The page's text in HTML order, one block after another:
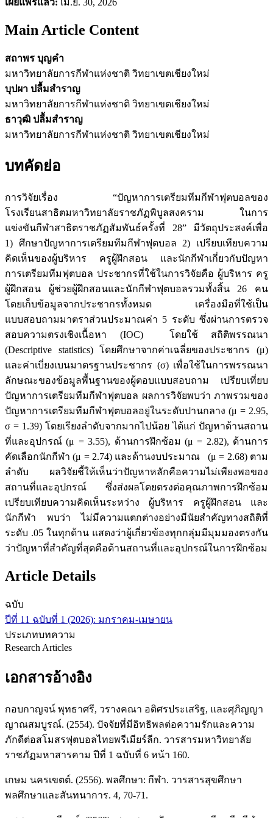
Main Article Content
สถาพร บุญคำ
มหาวิทยาลัยการกีฬาแห่งชาติ วิทยาเขตเชียงใหม่
บุปผา ปลื้มสำราญ
มหาวิทยาลัยการกีฬาแห่งชาติ วิทยาเขตเชียงใหม่
ธาวุฒิ ปลื้มสำราญ
มหาวิทยาลัยการกีฬาแห่งชาติ วิทยาเขตเชียงใหม่
บทคัดย่อ
การวิจัยเรื่อง “ปัญหาการเตรียมทีมกีฬาฟุตบอลของ
โรงเรียนสาธิตมหาวิทยาลัยราชภัฏพิบูลสงคราม ในการ
แข่งขันกีฬาสาธิตราชภัฏสัมพันธ์ครั้งที่ 28” มีวัตถุประสงค์เพื่อ
1) ศึกษาปัญหาการเตรียมทีมกีฬาฟุตบอล 2) เปรียบเทียบความ
คิดเห็นของผู้บริหาร ครูผู้ฝึกสอน และนักกีฬาเกี่ยวกับปัญหา
การเตรียมทีมฟุตบอล ประชากรที่ใช้ในการวิจัยคือ ผู้บริหาร ครู
ผู้ฝึกสอน ผู้ช่วยผู้ฝึกสอนและนักกีฬาฟุตบอลรวมทั้งสิ้น 26 คน
โดยเก็บข้อมูลจากประชากรทั้งหมด เครื่องมือที่ใช้เป็น
แบบสอบถามมาตราส่วนประมาณค่า 5 ระดับ ซึ่งผ่านการตรวจ
สอบความตรงเชิงเนื้อหา (IOC) โดยใช้ สถิติพรรณนา
(Descriptive statistics) โดยศึกษาจากค่าเฉลี่ยของประชากร (μ)
และค่าเบี่ยงเบนมาตรฐานประชากร (σ) เพื่อใช้ในการพรรณนา
ลักษณะของข้อมูลพื้นฐานของผู้ตอบแบบสอบถาม เปรียบเที่ยบ
ปัญหาการเตรียมทีมกีฬาฟุตบอล ผลการวิจัยพบว่า ภาพรวมของ
ปัญหาการเตรียมทีมกีฬาฟุตบอลอยู่ในระดับปานกลาง (μ = 2.95,
σ = 1.39) โดยเรียงลำดับจากมากไปน้อย ได้แก่ ปัญหาด้านสถาน
ที่และอุปกรณ์ (μ = 3.55), ด้านการฝึกซ้อม (μ = 2.82), ด้านการ
คัดเลือกนักกีฬา (μ = 2.74) และด้านงบประมาณ (μ = 2.68) ตาม
ลำดับ ผลวิจัยชี้ให้เห็นว่าปัญหาหลักคือความไม่เพียงพอของ
สถานที่และอุปกรณ์ ซึ่งส่งผลโดยตรงต่อคุณภาพการฝึกซ้อม
เปรียบเทียบความคิดเห็นระหว่าง ผู้บริหาร ครูผู้ฝึกสอน และ
นักกีฬา พบว่า ไม่มีความแตกต่างอย่างมีนัยสำคัญทางสถิติที่
ระดับ .05 ในทุกด้าน แสดงว่าผู้เกี่ยวข้องทุกกลุ่มมีมุมมองตรงกัน
ว่าปัญหาที่สำคัญที่สุดคือด้านสถานที่และอุปกรณ์ในการฝึกซ้อม
Article Details
ฉบับ
ปีที่ 11 ฉบับที่ 1 (2026): มกราคม-เมษายน
ประเภทบทความ
Research Articles
เอกสารอ้างอิง
กอบกาญจน์ พุทธาศรี, วรางคณา อดิศรประเสริฐ, และศุภิญญา
ญาณสมบูรณ์. (2554). ปัจจัยที่มีอิทธิพลต่อความรักและความ
ภักดีต่อสโมสรฟุตบอลไทยพรีเมียร์ลีก. วารสารมหาวิทยาลัย
ราชภัฏมหาสารคาม ปีที่ 1 ฉบับที่ 6 หน้า 160.
เกษม นครเขตต์. (2556). พลศึกษา: กีฬา. วารสารสุขศึกษา
พลศึกษาและสันทนาการ. 4, 70-71.